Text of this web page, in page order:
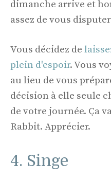
dimanche arrive et
assez de vous
Vous décidez de
plein d'espoir. Vous
au lieu de vous
décision à elle seule
de votre journée. Ça
Rabbit. Apprécier.
4. Singe